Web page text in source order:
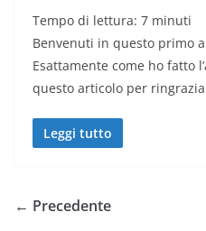
Tempo di lettura: 7 minuti
Benvenuti in questo primo
Esattamente come ho fatto
questo articolo per
Leggi tutto
← Precedente